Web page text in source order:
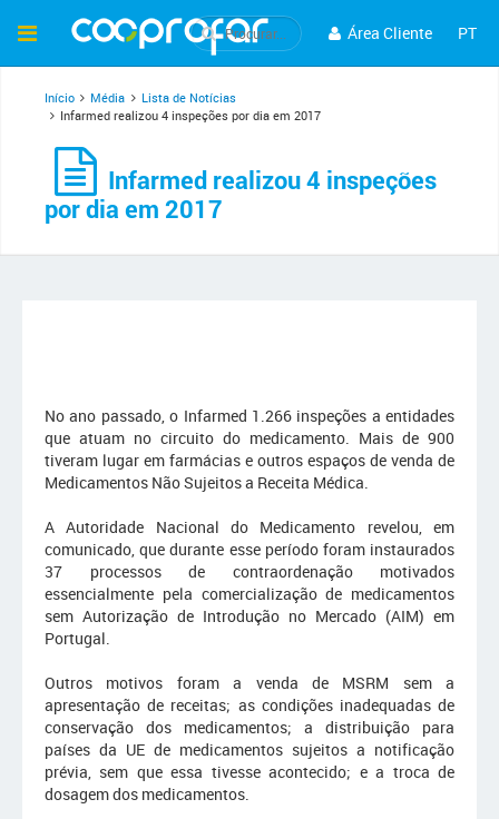
Área Cliente PT
Início Média
Lista de Notícias
Infarmed realizou 4 inspeções por dia em 2017
Infarmed realizou 4 inspeções
por dia em 2017
No ano passado, o Infarmed 1.266 inspeções a entidades
que atuam no circuito do medicamento. Mais de 900
tiveram lugar em farmácias e outros espaços de venda de
Medicamentos Não Sujeitos a Receita Médica.
A Autoridade Nacional do Medicamento revelou, em
comunicado, que durante esse período foram instaurados
37 processos de contraordenação motivados
essencialmente pela comercialização de medicamentos
sem Autorização de Introdução no Mercado (AIM) em
Portugal.
Outros motivos foram a venda de MSRM sem a
apresentação de receitas; as condições inadequadas de
conservação dos medicamentos; a distribuição para
países da UE de medicamentos sujeitos a notificação
prévia, sem que essa tivesse acontecido; e a troca de
dosagem dos medicamentos.